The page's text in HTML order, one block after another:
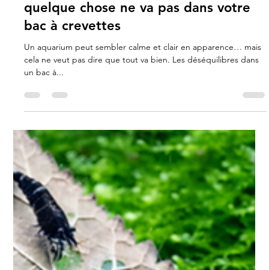
5 signes discrets qui indiquent que
bac à crevettes
Un aquarium peut sembler calme et clair en apparence… mais
un bac à...